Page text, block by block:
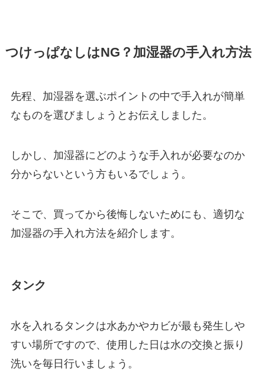
つけっぱなしはNG？加湿器の手入れ方法
先程、加湿器を選ぶポイントの中で手入れが簡単
なものを選びましょうとお伝えしました。
しかし、加湿器にどのような手入れが必要なのか
分からないという方もいるでしょう。
そこで、買ってから後悔しないためにも、適切な
加湿器の手入れ方法を紹介します。
タンク
水を入れるタンクは水あかやカビが最も発生しや
すい場所ですので、使用した日は水の交換と振り
洗いを毎日行いましょう。